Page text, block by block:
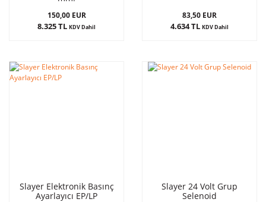
150,00 EUR
8.325 TL KDV Dahil
83,50 EUR
4.634 TL KDV Dahil
Slayer Elektronik Basınç
Ayarlayıcı EP/LP
Slayer 24 Volt Grup
Selenoid